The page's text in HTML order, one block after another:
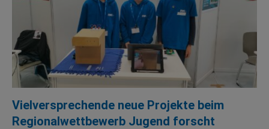
Vielversprechende neue Projekte beim
Regionalwettbewerb Jugend forscht